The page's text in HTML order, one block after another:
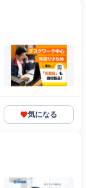
気になる